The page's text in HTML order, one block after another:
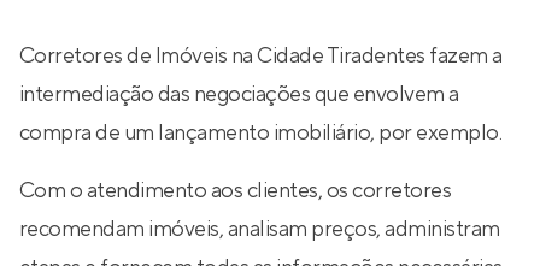
Corretores de Imóveis na Cidade Tiradentes fazem a
intermediação das negociações que envolvem a
compra de um lançamento imobiliário, por exemplo.
Com o atendimento aos clientes, os corretores
recomendam imóveis, analisam preços, administram